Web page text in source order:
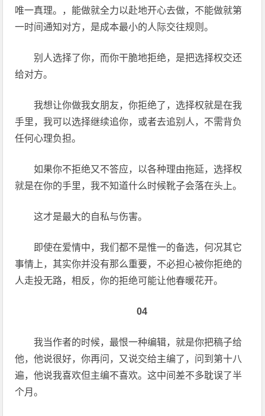
唯一真理。，能做就全力以赴地开心去做，不能做就第
一时间通知对方，是成本最小的人际交往规则。
别人选择了你，而你干脆地拒绝，是把选择权交还
给对方。
我想让你做我女朋友，你拒绝了，选择权就是在我
手里，我可以选择继续追你，或者去追别人，不需背负
任何心理负担。
如果你不拒绝又不答应，以各种理由拖延，选择权
就是在你的手里，我不知道什么时候靴子会落在头上。
这才是最大的自私与伤害。
即使在爱情中，我们都不是惟一的备选，何况其它
事情上，其实你并没有那么重要，不必担心被你拒绝的
人走投无路，相反，你的拒绝可能让他春暖花开。
04
我当作者的时候，最恨一种编辑，就是你把稿子给
他，他说很好，你再问，又说交给主编了，问到第十八
遍，他说我喜欢但主编不喜欢。这中间差不多耽误了半
个月。